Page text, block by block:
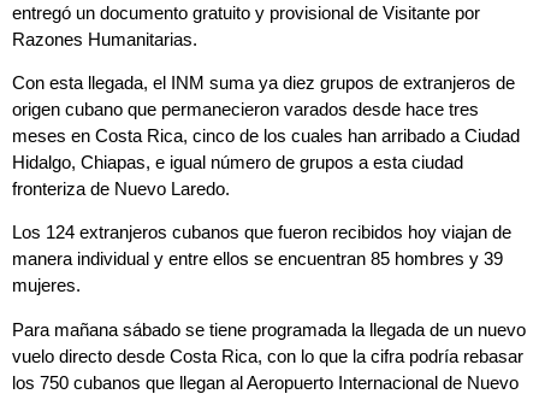
entregó un documento gratuito y provisional de Visitante por
Razones Humanitarias.
Con esta llegada, el INM suma ya diez grupos de extranjeros de
origen cubano que permanecieron varados desde hace tres
meses en Costa Rica, cinco de los cuales han arribado a Ciudad
Hidalgo, Chiapas, e igual número de grupos a esta ciudad
fronteriza de Nuevo Laredo.
Los 124 extranjeros cubanos que fueron recibidos hoy viajan de
manera individual y entre ellos se encuentran 85 hombres y 39
mujeres.
Para mañana sábado se tiene programada la llegada de un nuevo
vuelo directo desde Costa Rica, con lo que la cifra podría rebasar
los 750 cubanos que llegan al Aeropuerto Internacional de Nuevo